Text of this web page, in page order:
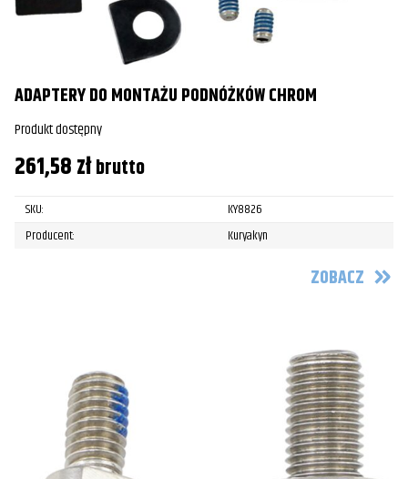
ADAPTERY DO MONTAŻU PODNÓŻKÓW CHROM
Produkt dostępny
261,58złbrutto
SKU:
KY8826
Producent:
Kuryakyn
ZOBACZ